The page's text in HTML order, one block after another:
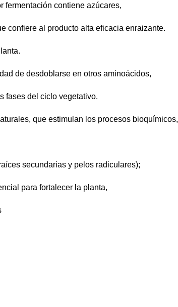
fermentación contiene azúcares,
confiere al producto alta eficacia enraizante.
de desdoblarse en otros aminoácidos,
fases del ciclo vegetativo.
que estimulan los procesos bioquímicos,
secundarias y pelos radiculares);
para fortalecer la planta,